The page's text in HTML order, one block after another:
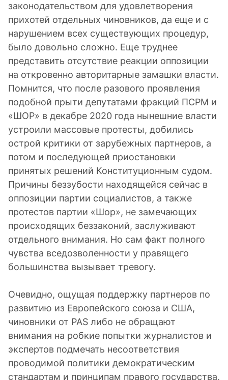
законодательством для удовлетворения
прихотей отдельных чиновников, да еще и с
нарушением всех существующих процедур,
было довольно сложно. Еще труднее
представить отсутствие реакции оппозиции
на откровенно авторитарные замашки власти.
Помнится, что после разового проявления
подобной прыти депутатами фракций ПСРМ и
«ШОР» в декабре 2020 года нынешние власти
устроили массовые протесты, добились
острой критики от зарубежных партнеров, а
потом и последующей приостановки
принятых решений Конституционным судом.
Причины беззубости находящейся сейчас в
оппозиции партии социалистов, а также
протестов партии «Шор», не замечающих
происходящих беззаконий, заслуживают
отдельного внимания. Но сам факт полного
чувства вседозволенности у правящего
большинства вызывает тревогу.
Очевидно, ощущая поддержку партнеров по
развитию из Европейского союза и США,
чиновники от PAS либо не обращают
внимания на робкие попытки журналистов и
экспертов подмечать несоответствия
проводимой политики демократическим
стандартам и принципам правого государства,